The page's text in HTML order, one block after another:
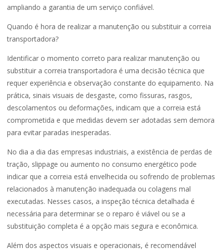
ampliando a garantia de um serviço confiável.
Quando é hora de realizar a manutenção ou substituir a correia
transportadora?
Identificar o momento correto para realizar manutenção ou
substituir a correia transportadora é uma decisão técnica que
requer experiência e observação constante do equipamento. Na
prática, sinais visuais de desgaste, como fissuras, rasgos,
descolamentos ou deformações, indicam que a correia está
comprometida e que medidas devem ser adotadas sem demora
para evitar paradas inesperadas.
No dia a dia das empresas industriais, a existência de perdas de
tração, slippage ou aumento no consumo energético pode
indicar que a correia está envelhecida ou sofrendo de problemas
relacionados à manutenção inadequada ou colagens mal
executadas. Nesses casos, a inspeção técnica detalhada é
necessária para determinar se o reparo é viável ou se a
substituição completa é a opção mais segura e econômica.
Além dos aspectos visuais e operacionais, é recomendável